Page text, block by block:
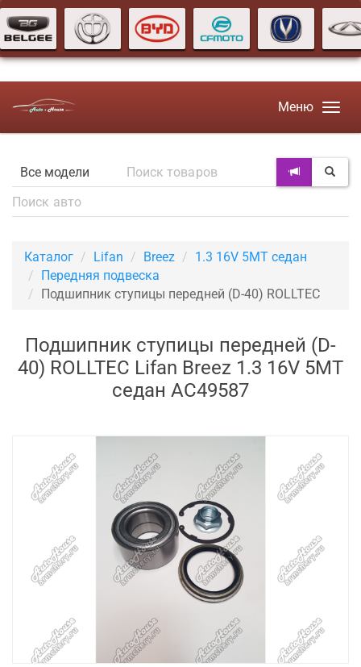
Меню
Каталог Lifan Breez
1.3 16V 5MT седан
Передняя подвеска
Подшипник ступицы передней (D-40) ROLLTEC
Подшипник ступицы передней (D-
40) ROLLTEC Lifan Breez 1.3 16V 5MT
седан AC49587